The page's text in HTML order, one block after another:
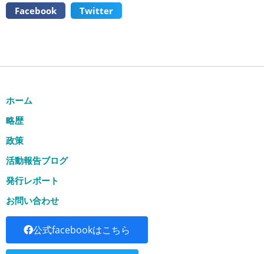
Facebook Twitter
ホーム
略歴
政策
活動報告ブログ
発行レポート
お問い合わせ
公式facebookはこちら